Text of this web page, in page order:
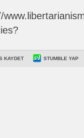
KAYDET STUMBLE YAP